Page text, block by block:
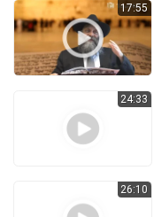
17:55
24:33
26:10